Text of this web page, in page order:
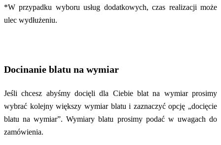
*W przypadku wyboru usług dodatkowych, czas realizacji może
ulec wydłużeniu.
Docinanie blatu na wymiar
Jeśli chcesz abyśmy docięli dla Ciebie blat na wymiar prosimy
wybrać kolejny większy wymiar blatu i zaznaczyć opcję „docięcie
blatu na wymiar”. Wymiary blatu prosimy podać w uwagach do
zamówienia.